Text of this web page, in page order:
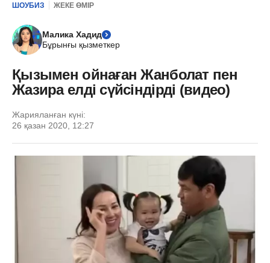
ШОУБИЗ ЖЕКЕ ӨМІР
Малика Хадид
Бұрынғы қызметкер
Қызымен ойнаған Жанболат пен
Жазира елді сүйсіндірді (видео)
Жарияланған күні:
26 қазан 2020, 12:27